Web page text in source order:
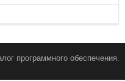
программного обеспечения.